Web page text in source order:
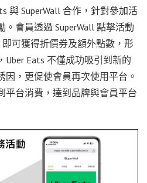
與 SuperWall 合作，針對參加活
會員透過 SuperWall 點擊活動
可獲得折價券及額外點數，形
Eats 不僅成功吸引到新的
，更促使會員再次使用平台。
平台消費，達到品牌與會員平台